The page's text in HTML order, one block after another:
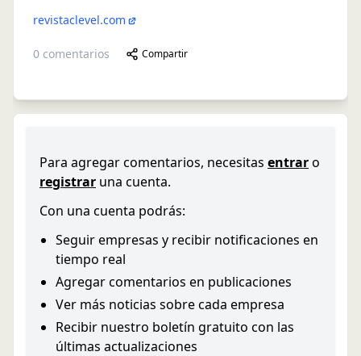
revistaclevel.com
0 comentarios Compartir
Para agregar comentarios, necesitas entraro
registrar una cuenta.
Con una cuenta podrás:
Seguir empresas y recibir notificaciones en
tiempo real
Agregar comentarios en publicaciones
Ver más noticias sobre cada empresa
Recibir nuestro boletín gratuito con las
últimas actualizaciones